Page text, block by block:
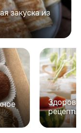
закуска из